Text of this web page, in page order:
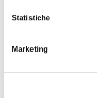
Statistiche
Marketing
stand 010
Tutte le news